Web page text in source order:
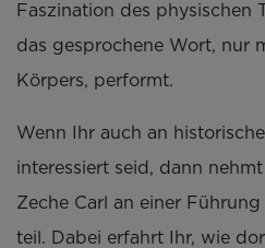
Faszination des physischen
das gesprochene Wort, nur
Körpers, performt.
Wenn Ihr auch an
interessiert seid, dann
Zeche Carl an einer
teil. Dabei erfahrt Ihr, wie